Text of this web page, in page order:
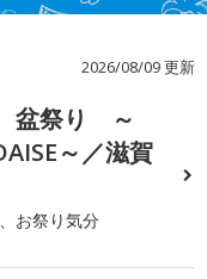
2026/08/09 更新
盆祭り ～
～／滋賀
お祭り気分